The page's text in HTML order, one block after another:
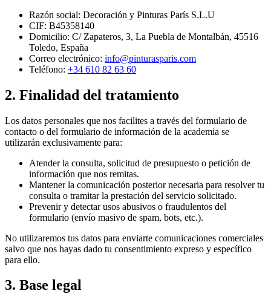
Razón social: Decoración y Pinturas París S.L.U
CIF: B45358140
Domicilio: C/ Zapateros, 3, La Puebla de Montalbán, 45516
Toledo, España
Correo electrónico: info@pinturasparis.com
Teléfono: +34 610 82 63 60
2. Finalidad del tratamiento
Los datos personales que nos facilites a través del formulario de
contacto o del formulario de información de la academia se
utilizarán exclusivamente para:
Atender la consulta, solicitud de presupuesto o petición de
información que nos remitas.
Mantener la comunicación posterior necesaria para resolver tu
consulta o tramitar la prestación del servicio solicitado.
Prevenir y detectar usos abusivos o fraudulentos del
formulario (envío masivo de spam, bots, etc.).
No utilizaremos tus datos para enviarte comunicaciones comerciales
salvo que nos hayas dado tu consentimiento expreso y específico
para ello.
3. Base legal